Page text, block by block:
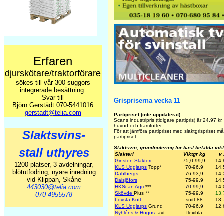
Erfaren
djurskötare/traktorförare
sökes till vår 300 suggors
integrerade besättning.
Svar till
Björn Gerstädt 070-5441016
gerstadt@telia.com
Slaktsvins-
stall uthyres
1200 platser, 3 avdelningar,
blötutfodring, nyare inredning
vid Klippan, Skåne
443030@telia.com
070-4955578
Grispriserna vecka 11
Partipriset (inte uppdaterat)
Scans industripris (tidigare partipris) är24,97
huvud och framfötter.
För att jämföra partipriset med slaktgrispriset
partipriset.
Slaktsvin, grundnotering för bäst betalda
Slakteri
Viktgr kg
v
Ginsten Slakteri
75,0-99,9
KLS Ugglarps Topp* 70-96,9
Dahlbergs
76-93,9
Dalsjöfors
75-99,9
HKScan Agri *** 70-99,9
Skövde Plus ** 75-99,9
Lövsta Kött
snitt 88
KLS Ugglarps Grund 70-96,9
Nyhléns & Hugos . avt
flexibla